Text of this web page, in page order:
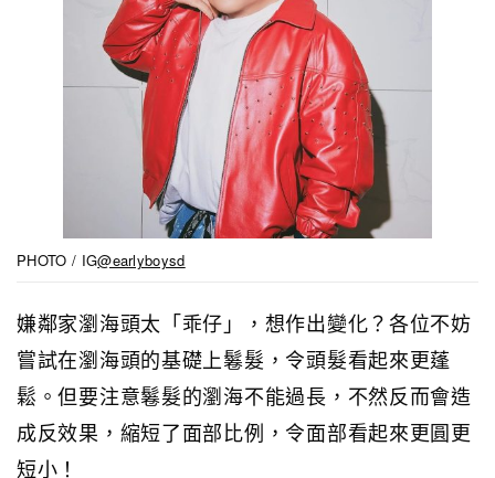
PHOTO / IG@earlyboysd
嫌鄰家瀏海頭太「乖仔」，想作出變化？各位不妨
嘗試在瀏海頭的基礎上鬈髮，令頭髮看起來更蓬
鬆。但要注意鬈髮的瀏海不能過長，不然反而會造
成反效果，縮短了面部比例，令面部看起來更圓更
短小！